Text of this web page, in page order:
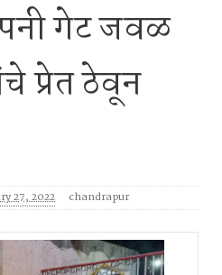
गेट जवळ
प्रेत ठेवून
27, 2022 chandrapur